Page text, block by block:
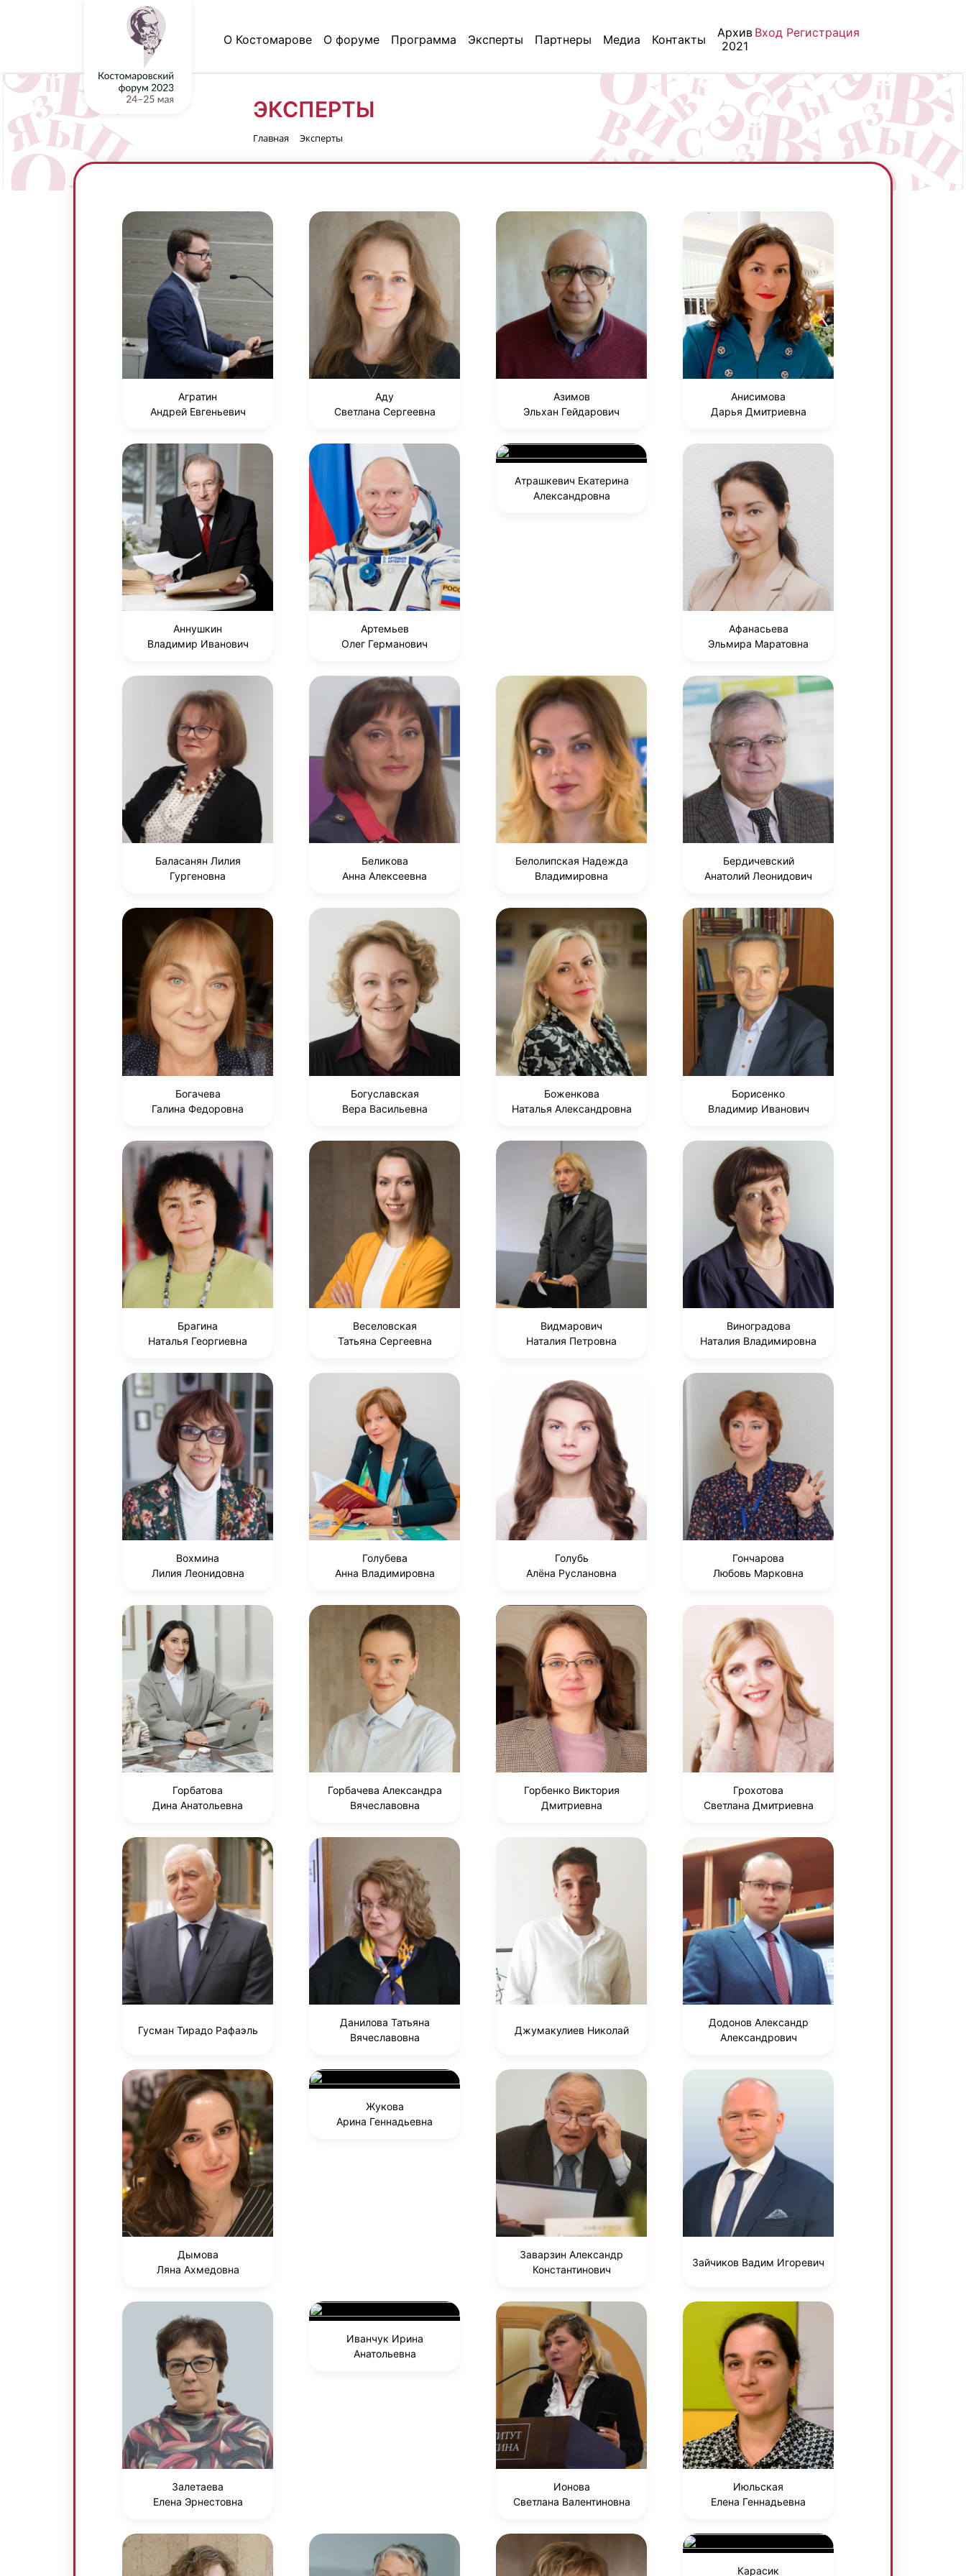
О Костомарове О форуме Программа Эксперты Партнеры Медиа Контакты
Архив
2021
Вход Регистрация
ЭКСПЕРТЫ
Главная Эксперты
Агратин
Андрей Евгеньевич
Аду
Светлана Сергеевна
Азимов
Эльхан Гейдарович
Анисимова
Дарья Дмитриевна
Аннушкин
Владимир Иванович
Артемьев
Олег Германович
Атрашкевич Екатерина
Александровна
Афанасьева
Эльмира Маратовна
Баласанян Лилия
Гургеновна
Беликова
Анна Алексеевна
Белолипская Надежда
Владимировна
Бердичевский
Анатолий Леонидович
Богачева
Галина Федоровна
Богуславская
Вера Васильевна
Боженкова
Наталья Александровна
Борисенко
Владимир Иванович
Брагина
Наталья Георгиевна
Веселовская
Татьяна Сергеевна
Видмарович
Наталия Петровна
Виноградова
Наталия Владимировна
Вохмина
Лилия Леонидовна
Голубева
Анна Владимировна
Голубь
Алёна Руслановна
Гончарова
Любовь Марковна
Горбатова
Дина Анатольевна
Горбачева Александра
Вячеславовна
Горбенко Виктория
Дмитриевна
Грохотова
Светлана Дмитриевна
Гусман Тирадо Рафаэль
Данилова Татьяна
Вячеславовна
Джумакулиев Николай
Додонов Александр
Александрович
Дымова
Ляна Ахмедовна
Жукова
Арина Геннадьевна
Заварзин Александр
Константинович
Зайчиков Вадим Игоревич
Залетаева
Елена Эрнестовна
Иванчук Ирина
Анатольевна
Ионова
Светлана Валентиновна
Июльская
Елена Геннадьевна
Карасик